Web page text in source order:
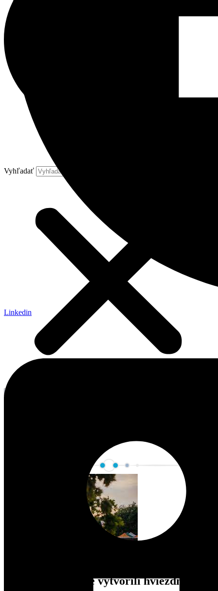
Vyhľadať
Linkedin
Na Atmosfére sme vytvorili hviezdnu